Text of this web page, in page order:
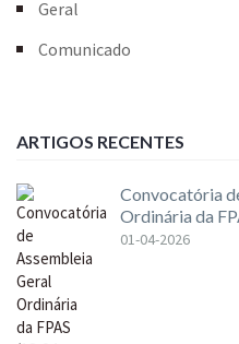
Geral
Comunicado
ARTIGOS RECENTES
Convocatória
Ordinária da
01-04-2026